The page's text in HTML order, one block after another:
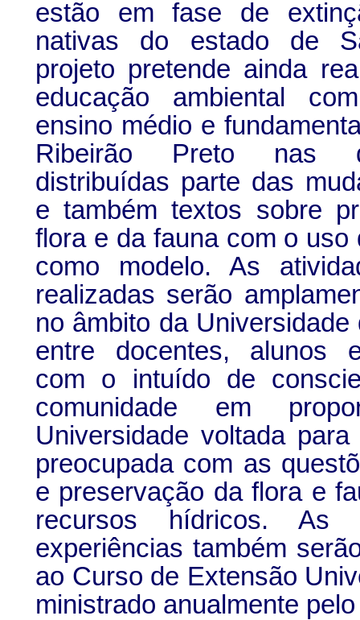
estão em fase de
nativas do estado de
projeto pretende ainda
educação ambiental
ensino médio e
Ribeirão Preto nas
distribuídas parte das
e também textos sobre
flora e da fauna com o uso
como modelo. As
realizadas serão
no âmbito da
entre docentes, alunos
com o intuído de
comunidade em
Universidade voltada
preocupada com as
e preservação da flora e
recursos hídricos. As
experiências também
ao Curso de Extensão
ministrado anualmente